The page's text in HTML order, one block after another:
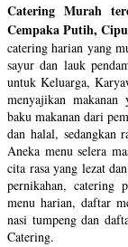
Catering Murah
Cempaka Putih,
catering harian yang
sayur dan lauk
untuk Keluarga,
menyajikan makanan
baku makanan dari
dan halal, sedangkan
Aneka menu selera
cita rasa yang lezat
pernikahan, catering
menu harian, daftar
nasi tumpeng dan
Catering.